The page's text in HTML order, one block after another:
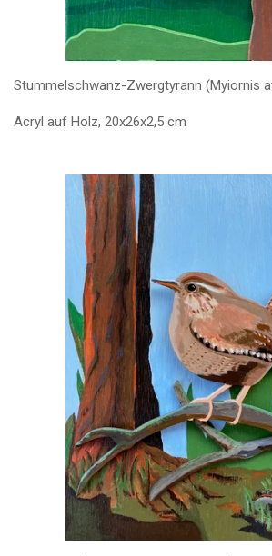
Stummelschwanz-Zwergtyrann (Myiornis
Acryl auf Holz, 20x26x2,5 cm